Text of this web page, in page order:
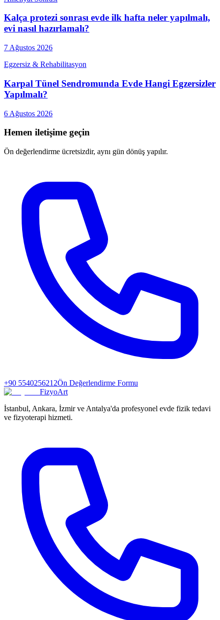
Kalça protezi sonrası evde ilk hafta neler yapılmalı,
evi nasıl hazırlamalı?
7 Ağustos 2026
Egzersiz & Rehabilitasyon
Karpal Tünel Sendromunda Evde Hangi Egzersizler
Yapılmalı?
6 Ağustos 2026
Hemen iletişime geçin
Ön değerlendirme ücretsizdir, aynı gün dönüş yapılır.
+90 5540256212Ön Değerlendirme Formu
FizyoArt
İstanbul, Ankara, İzmir ve Antalya'da profesyonel evde fizik tedavi
ve fizyoterapi hizmeti.